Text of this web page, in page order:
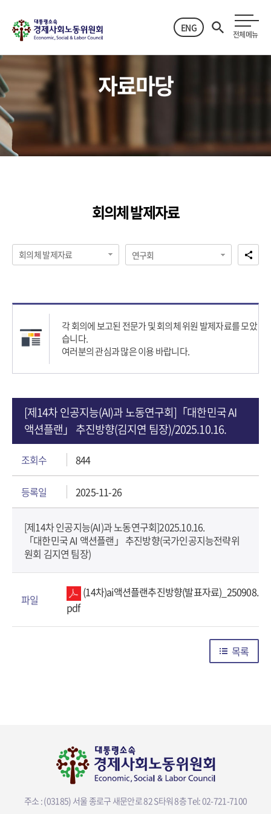
ENG
전체메뉴
자료마당
회의체 발제자료
회의체 발제자료 연구회
각 회의에 보고된 전문가 및 회의체 위원 발제자료를 모았
습니다.
여러분의 관심과 많은 이용 바랍니다.
[제14차 인공지능(AI)과 노동연구회]「대한민국 AI
액션플랜」 추진방향(김지연 팀장)/2025.10.16.
조회수 844
등록일 2025-11-26
[제14차 인공지능(AI)과 노동연구회]2025.10.16.
「대한민국 AI 액션플랜」 추진방향(국가인공지능전략위
원회 김지연 팀장)
파일
(14차)ai액션플랜추진방향(발표자료)_250908.
pdf
목록
주소 : (03185) 서울 종로구 새문안로 82 S타워 8층Tel: 02-721-7100